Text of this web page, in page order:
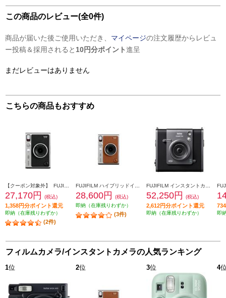
この商品のレビュー(全0件)
商品が届いた後ご使用いただき、 マイページの注文履歴からレビュ
ー投稿＆採用されると 10円分ポイント進呈
まだレビューはありません
こちらの商品もおすすめ
27,170円 (税込)
1,358円分ポイント還元
即納（在庫残りわずか）
(2件)
28,600円
(税込)
即納（在庫残りわずか）
(3件)
52,250円 (税込)
2,612円分ポイント還元
即納（在庫残りわずか） 即
フィルムカメラ/インスタントカメラの人気ランキング
1位 2位 3位 4